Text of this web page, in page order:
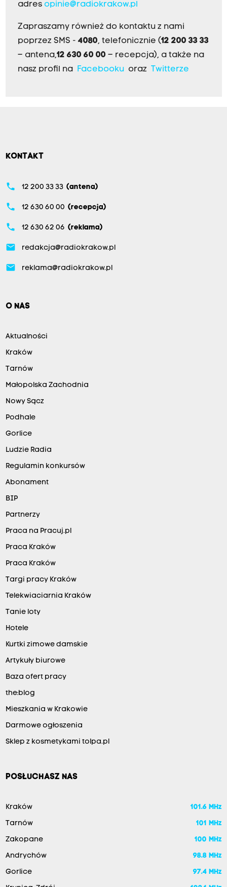
adres opinie@radiokrakow.pl
Zapraszamy również do kontaktu z nami
poprzez SMS - 4080, telefonicznie (12 200 33 33
– antena,12 630 60 00 – recepcja), a także na
nasz profil na Facebookuoraz Twitterze
KONTAKT
phone 12 200 33 33 (antena)
phone 12 630 60 00 (recepcja)
phone 12 630 62 06 (reklama)
email redakcja@radiokrakow.pl
email reklama@radiokrakow.pl
O NAS
Aktualności
Kraków
Tarnów
Małopolska Zachodnia
Nowy Sącz
Podhale
Gorlice
Ludzie Radia
Regulamin konkursów
Abonament
BIP
Partnerzy
Praca na Pracuj.pl
Praca Kraków
Praca Kraków
Targi pracy Kraków
Telekwiaciarnia Kraków
Tanie loty
Hotele
Kurtki zimowe damskie
Artykuły biurowe
Baza ofert pracy
the:blog
Mieszkania w Krakowie
Darmowe ogłoszenia
Sklep z kosmetykami tolpa.pl
POSŁUCHASZ NAS
Kraków 101.6 MHz
Tarnów 101 MHz
Zakopane 100 MHz
Andrychów 98.8 MHz
Gorlice 97.4 MHz